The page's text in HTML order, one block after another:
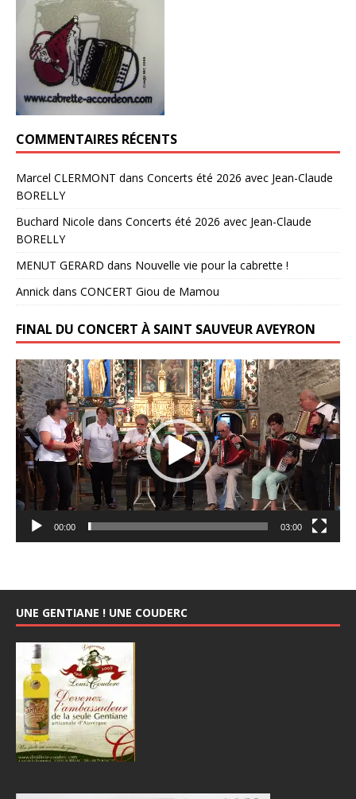
COMMENTAIRES RÉCENTS
Marcel CLERMONT dans Concerts été 2026 avec Jean-Claude
BORELLY
Buchard Nicole dans Concerts été 2026 avec Jean-Claude
BORELLY
MENUT GERARD dans Nouvelle vie pour la cabrette !
Annick dans CONCERT Giou de Mamou
FINAL DU CONCERT À SAINT SAUVEUR AVEYRON
Lecteur
vidéo
00:00 03:00
UNE GENTIANE ! UNE COUDERC